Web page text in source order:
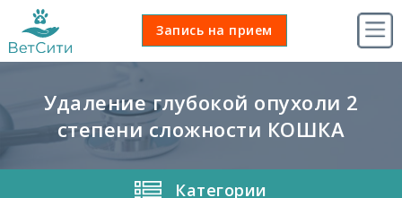
Запись
на
прием
Запись на прием
Удаление глубокой опухоли 2
степени сложности КОШКА
Категории